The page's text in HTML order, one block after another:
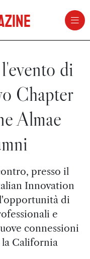
di
Chapter
Almae
presso il
Innovation
di
e
connessioni
la California